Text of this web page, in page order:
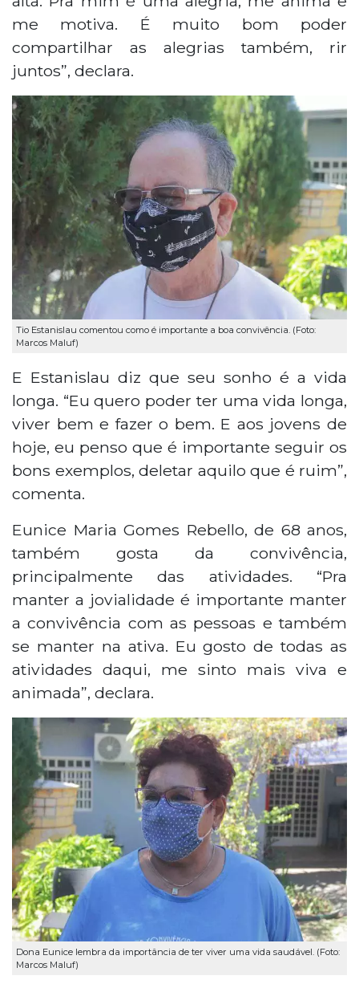
me motiva. É muito bom poder
compartilhar as alegrias também, rir
juntos”, declara.
Tio Estanislau comentou como é importante a boa convivência. (Foto:
Marcos Maluf)
E Estanislau diz que seu sonho é a vida
longa. “Eu quero poder ter uma vida longa,
viver bem e fazer o bem. E aos jovens de
hoje, eu penso que é importante seguir os
bons exemplos, deletar aquilo que é ruim”,
comenta.
Eunice Maria Gomes Rebello, de 68 anos,
também gosta da convivência,
principalmente das atividades. “Pra
manter a jovialidade é importante manter
a convivência com as pessoas e também
se manter na ativa. Eu gosto de todas as
atividades daqui, me sinto mais viva e
animada”, declara.
Dona Eunice lembra da importância de ter viver uma vida saudável. (Foto:
Marcos Maluf)